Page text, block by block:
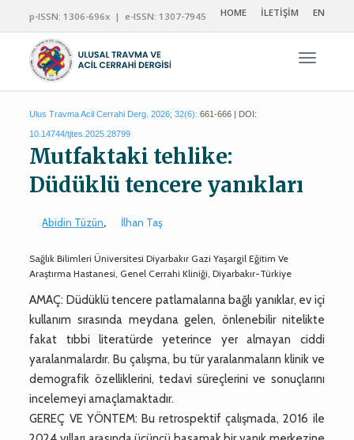
p-ISSN: 1306-696x | e-ISSN: 1307-7945 HOME İLETİŞİM EN
Ulus Travma Acil Cerrahi Derg. 2026; 32(6): 661-666 | DOI:
10.14744/tjtes.2025.28799
Mutfaktaki tehlike:
Düdüklü tencere yanıkları
Abidin Tüzün, İlhan Taş
Sağlık Bilimleri Üniversitesi Diyarbakır Gazi Yaşargil Eğitim Ve
Araştırma Hastanesi, Genel Cerrahi Kliniği, Diyarbakır-Türkiye
AMAÇ: Düdüklü tencere patlamalarına bağlı yanıklar, ev içi
kullanım sırasında meydana gelen, önlenebilir nitelikte
fakat tıbbi literatürde yeterince yer almayan ciddi
yaralanmalardır. Bu çalışma, bu tür yaralanmaların klinik ve
demografik özelliklerini, tedavi süreçlerini ve sonuçlarını
incelemeyi amaçlamaktadır.
GEREÇ VE YÖNTEM: Bu retrospektif çalışmada, 2016 ile